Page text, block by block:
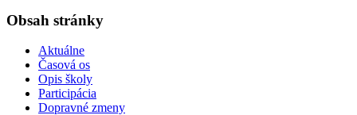
Obsah stránky
Aktuálne
Časová os
Opis školy
Participácia
Dopravné zmeny